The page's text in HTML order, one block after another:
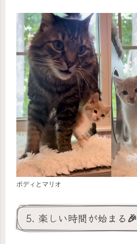
ボディとマリオ
5. 楽しい時間が始まる🎉